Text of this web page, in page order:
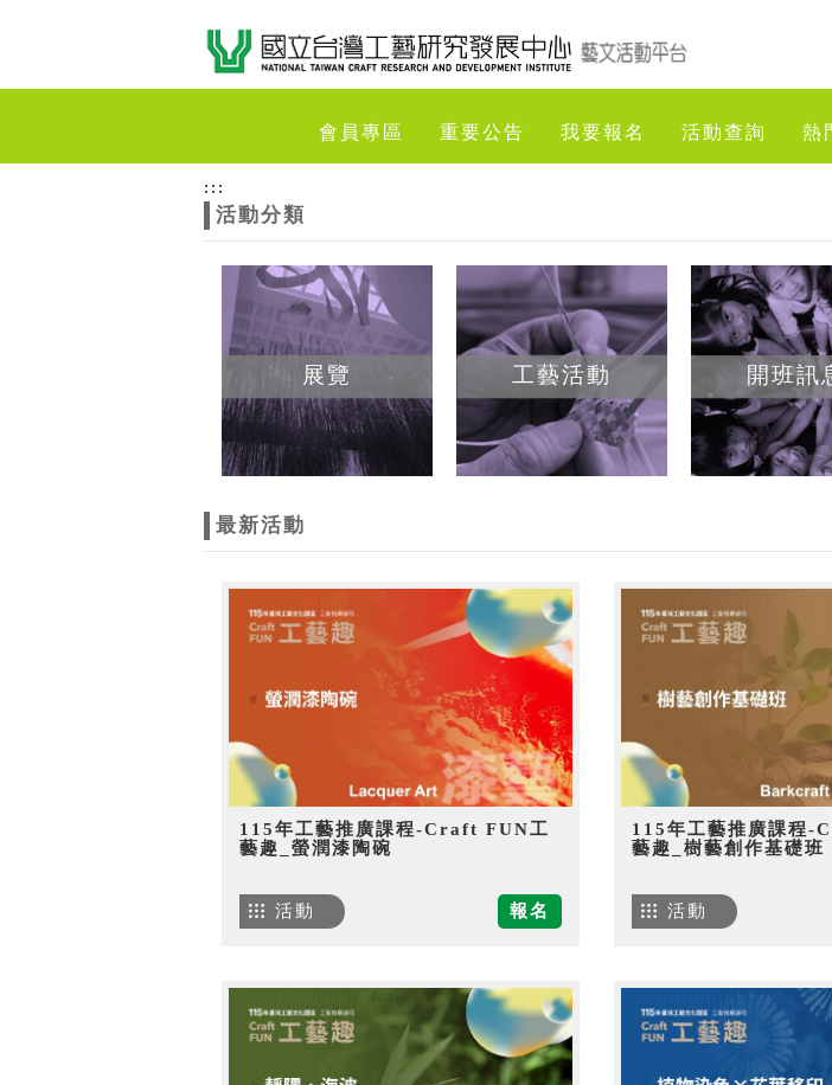
會員專區 重要公告 我要報名 活動查詢 熱
:::
活動分類
展覽 工藝活動 開班訊
最新活動
115年工藝推廣課程-Craft FUN工
藝趣_螢潤漆陶碗
報名
活動
115年工藝推廣課程-
藝趣_樹藝創作基礎班
活動